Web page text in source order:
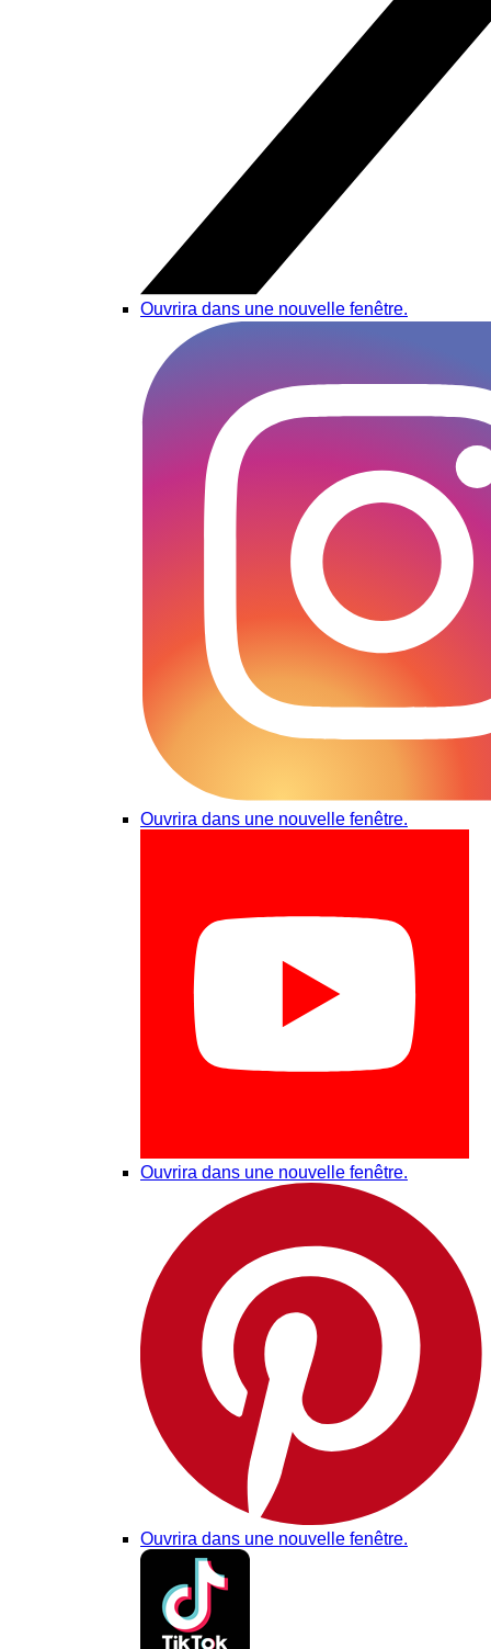
Ouvrira dans une nouvelle fenêtre.
Ouvrira dans une nouvelle fenêtre.
Ouvrira dans une nouvelle fenêtre.
Ouvrira dans une nouvelle fenêtre.